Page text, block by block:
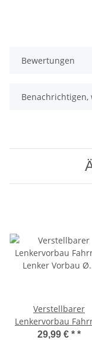
Bewertungen
Verstellbarer
Lenkervorbau
Lenker Vorbau Ø
29,99 € * *